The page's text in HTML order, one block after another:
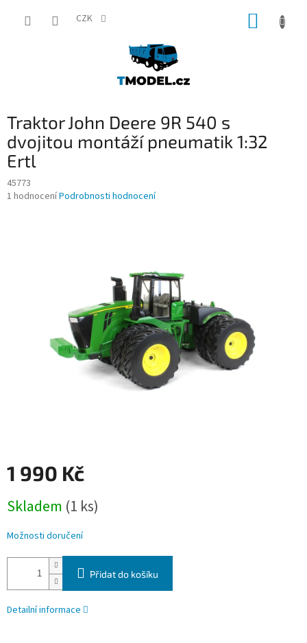
CZK
Traktor John Deere 9R 540 s
dvojitou montáží pneumatik 1:32
Ertl
45773
Průměrné
1 hodnoceníPodrobnosti hodnocení
1 990 Kč
cena:
Skladem (1 ks)
Možnosti doručení
Přidat do košíku
Detailní informace